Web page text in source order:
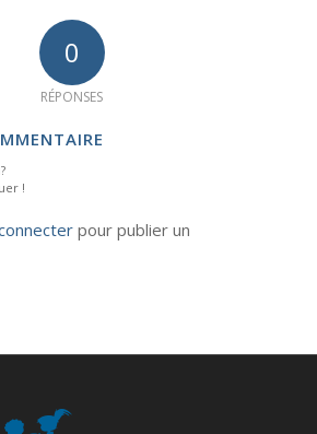
0
RÉPONSES
!
pour publier un